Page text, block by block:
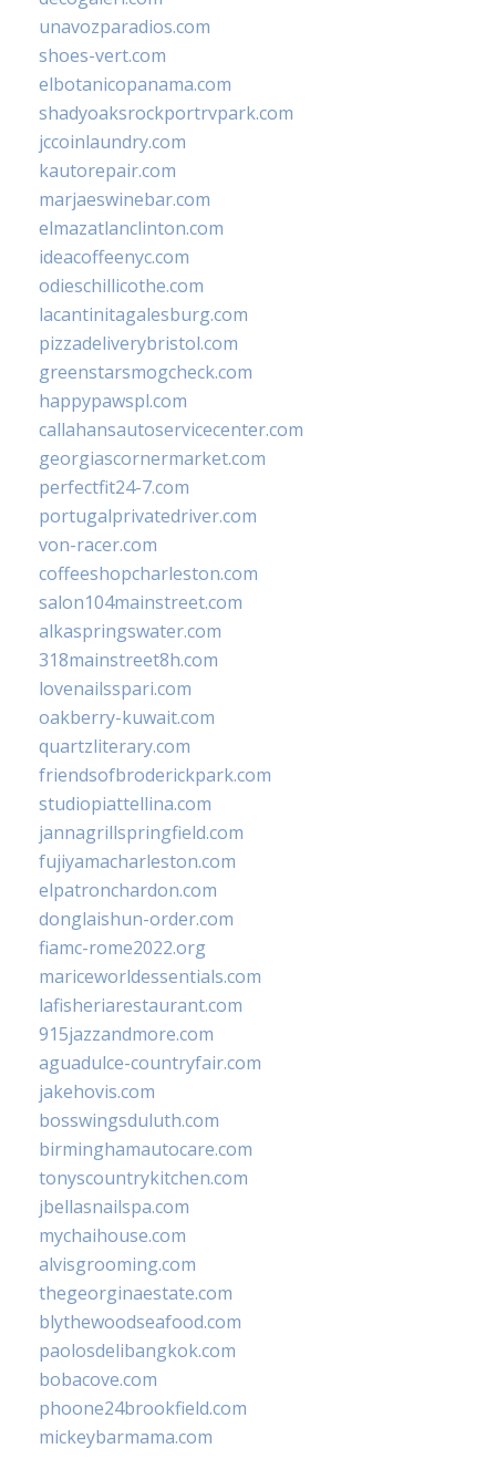
unavozparadios.com
shoes-vert.com
elbotanicopanama.com
shadyoaksrockportrvpark.com
jccoinlaundry.com
kautorepair.com
marjaeswinebar.com
elmazatlanclinton.com
ideacoffeenyc.com
odieschillicothe.com
lacantinitagalesburg.com
pizzadeliverybristol.com
greenstarsmogcheck.com
happypawspl.com
callahansautoservicecenter.com
georgiascornermarket.com
perfectfit24-7.com
portugalprivatedriver.com
von-racer.com
coffeeshopcharleston.com
salon104mainstreet.com
alkaspringswater.com
318mainstreet8h.com
lovenailsspari.com
oakberry-kuwait.com
quartzliterary.com
friendsofbroderickpark.com
studiopiattellina.com
jannagrillspringfield.com
fujiyamacharleston.com
elpatronchardon.com
donglaishun-order.com
fiamc-rome2022.org
mariceworldessentials.com
lafisheriarestaurant.com
915jazzandmore.com
aguadulce-countryfair.com
jakehovis.com
bosswingsduluth.com
birminghamautocare.com
tonyscountrykitchen.com
jbellasnailspa.com
mychaihouse.com
alvisgrooming.com
thegeorginaestate.com
blythewoodseafood.com
paolosdelibangkok.com
bobacove.com
phoone24brookfield.com
mickeybarmama.com